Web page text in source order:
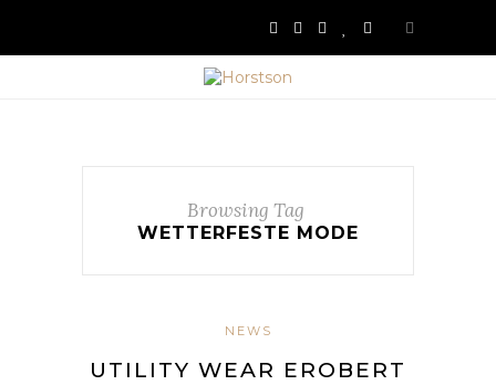
Browsing Tag
WETTERFESTE MODE
NEWS
UTILITY WEAR EROBERT